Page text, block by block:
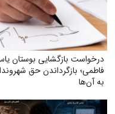
درخواست بازگشایی بوستان
فاطمی؛ بازگرداندن حق
به آن‌ها